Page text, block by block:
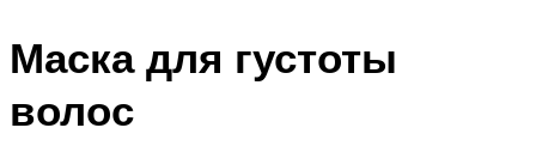
Маска для густоты
волос